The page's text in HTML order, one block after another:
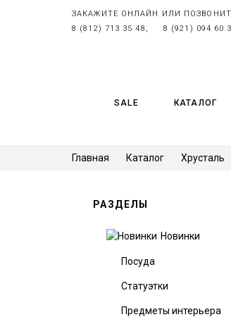
ЗАКАЖИТЕ ОНЛАЙН ИЛИ
8 (812) 713 35 48,
8 (921) 094 60
SALE КАТАЛОГ
Главная Каталог Хрусталь
РАЗДЕЛЫ
Новинки
Посуда
Статуэтки
Предметы интерьера